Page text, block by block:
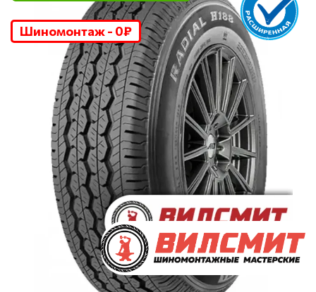
Шиномонтаж - 0₽